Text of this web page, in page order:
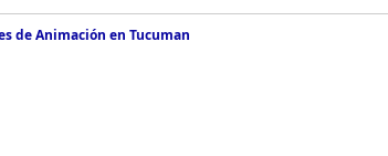
de Animación en Tucuman